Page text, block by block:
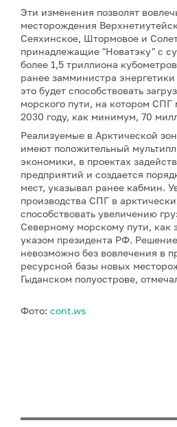
Эти изменения позволят
месторождения
Сеяхинское, Штормовое и
принадлежащие "Новатэку" с
более 1,5 триллиона
ранее замминистра
это будет способствовать
морского пути, на котором СПГ
2030 году, как минимум, 70
Реализуемые в Арктической
имеют положительный
экономики, в проектах
предприятий и создается
мест, указывал ранее кабмин.
производства СПГ в
способствовать увеличению
Северному морскому пути, как
указом президента РФ.
невозможно без вовлечения в
ресурсной базы новых
Гыданском полуострове,
Фото: cont.ws